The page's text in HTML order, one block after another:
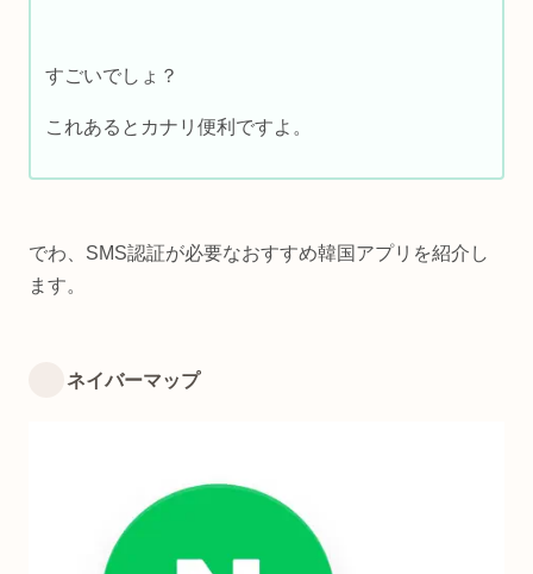
すごいでしょ？
これあるとカナリ便利ですよ。
でわ、SMS認証が必要なおすすめ韓国アプリを紹介し
ます。
ネイバーマップ